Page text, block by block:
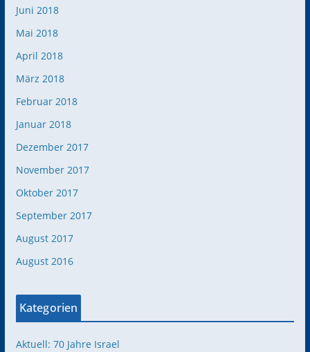
Juni 2018
Mai 2018
April 2018
März 2018
Februar 2018
Januar 2018
Dezember 2017
November 2017
Oktober 2017
September 2017
August 2017
August 2016
Kategorien
Aktuell: 70 Jahre Israel